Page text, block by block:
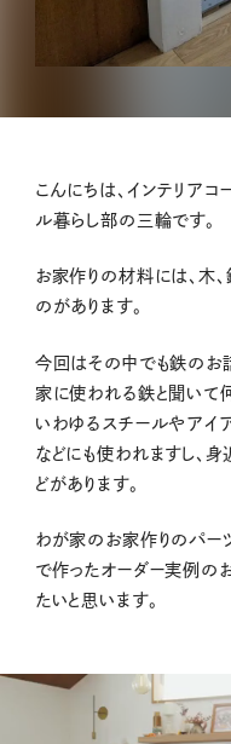
こんにちは、インテリアコ
ル暮らし部の三輪です。
お家作りの材料には、木、
のがあります。
今回はその中でも鉄のお
家に使われる鉄と聞いて
いわゆるスチールやアイ
などにも使われますし、
どがあります。
わが家のお家作りのパー
で作ったオーダー実例の
たいと思います。